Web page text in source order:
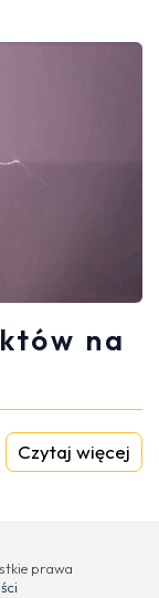
na
Czytaj więcej
prawa